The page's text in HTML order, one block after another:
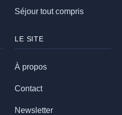
Séjour tout compris
LE SITE
À propos
Contact
Newsletter